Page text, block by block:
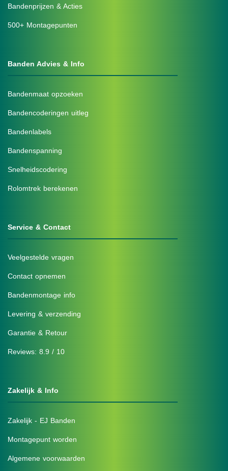
Bandenprijzen & Acties
500+ Montagepunten
Banden Advies & Info
Bandenmaat opzoeken
Bandencoderingen uitleg
Bandenlabels
Bandenspanning
Snelheidscodering
Rolomtrek berekenen
Service & Contact
Veelgestelde vragen
Contact opnemen
Bandenmontage info
Levering & verzending
Garantie & Retour
Reviews: 8.9 / 10
Zakelijk & Info
Zakelijk - EJ Banden
Montagepunt worden
Algemene voorwaarden